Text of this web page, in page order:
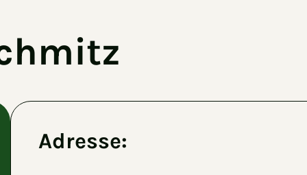
Adresse: